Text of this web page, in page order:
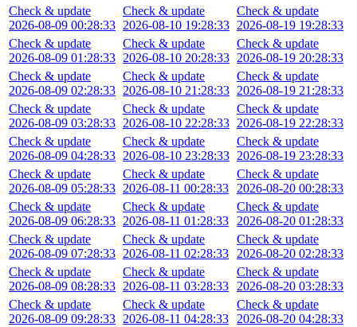
Check & update
2026-08-09 00:28:33
Check & update
2026-08-09 01:28:33
Check & update
2026-08-09 02:28:33
Check & update
2026-08-09 03:28:33
Check & update
2026-08-09 04:28:33
Check & update
2026-08-09 05:28:33
Check & update
2026-08-09 06:28:33
Check & update
2026-08-09 07:28:33
Check & update
2026-08-09 08:28:33
Check & update
2026-08-09 09:28:33
Check & update
2026-08-10 19:28:33
Check & update
2026-08-10 20:28:33
Check & update
2026-08-10 21:28:33
Check & update
2026-08-10 22:28:33
Check & update
2026-08-10 23:28:33
Check & update
2026-08-11 00:28:33
Check & update
2026-08-11 01:28:33
Check & update
2026-08-11 02:28:33
Check & update
2026-08-11 03:28:33
Check & update
2026-08-11 04:28:33
Check & update
2026-08-19 19:28:33
Check & update
2026-08-19 20:28:33
Check & update
2026-08-19 21:28:33
Check & update
2026-08-19 22:28:33
Check & update
2026-08-19 23:28:33
Check & update
2026-08-20 00:28:33
Check & update
2026-08-20 01:28:33
Check & update
2026-08-20 02:28:33
Check & update
2026-08-20 03:28:33
Check & update
2026-08-20 04:28:33